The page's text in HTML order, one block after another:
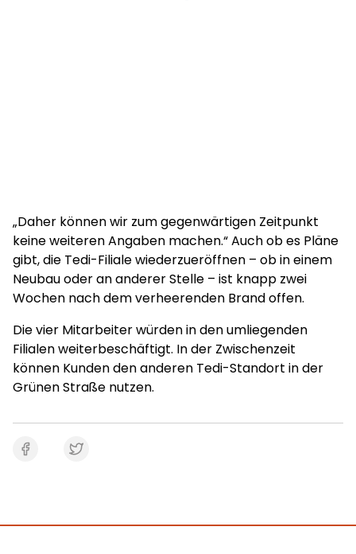
„Daher können wir zum gegenwärtigen Zeitpunkt
keine weiteren Angaben machen.“ Auch ob es Pläne
gibt, die Tedi-Filiale wiederzueröffnen – ob in einem
Neubau oder an anderer Stelle – ist knapp zwei
Wochen nach dem verheerenden Brand offen.
Die vier Mitarbeiter würden in den umliegenden
Filialen weiterbeschäftigt. In der Zwischenzeit
können Kunden den anderen Tedi-Standort in der
Grünen Straße nutzen.